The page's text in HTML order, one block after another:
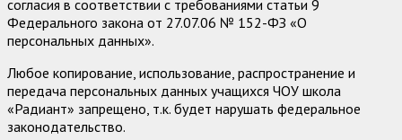
согласия в соответствии с требованиями статьи 9
Федерального закона от 27.07.06 № 152-ФЗ «О
персональных данных».
Любое копирование, использование, распространение и
передача персональных данных учащихся ЧОУ школа
«Радиант» запрещено, т.к. будет нарушать федеральное
законодательство.